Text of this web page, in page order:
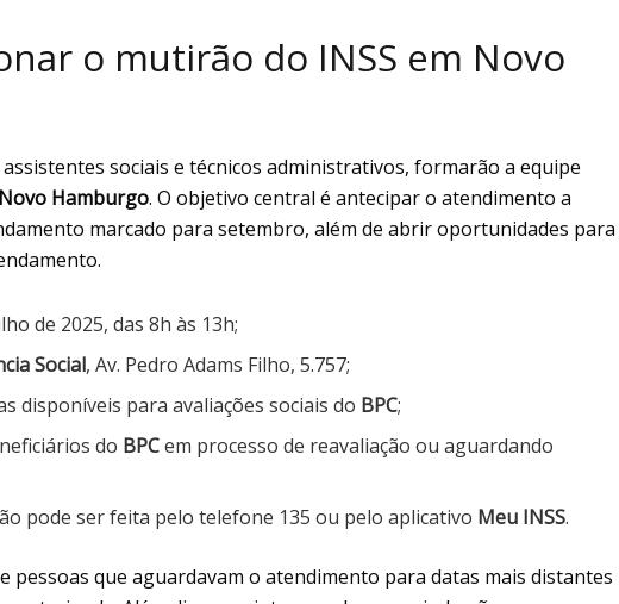
o mutirão do INSS em Novo
sociais e técnicos administrativos, formarão a equipe
Novo Hamburgo. O objetivo central é antecipar o atendimento a
marcado para setembro, além de abrir oportunidades para
de 2025, das 8h às 13h;
Social, Av. Pedro Adams Filho, 5.757;
disponíveis para avaliações sociais do BPC;
do BPCem processo de reavaliação ou aguardando
pode ser feita pelo telefone 135 ou pelo aplicativo Meu INSS.
pessoas que aguardavam o atendimento para datas mais distantes